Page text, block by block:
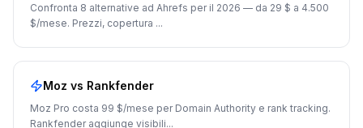
Confronta 8 alternative ad Ahrefs per il 2026 — da 29 $ a 4.500
$/mese. Prezzi, copertura ...
Moz vs Rankfender
Moz Pro costa 99 $/mese per Domain Authority e rank tracking.
Rankfender aggiunge visibili...